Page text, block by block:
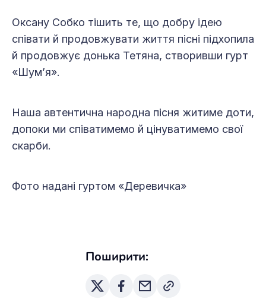
Оксану Собко тішить те, що добру ідею
співати й продовжувати життя пісні підхопила
й продовжує донька Тетяна, створивши гурт
«Шум’я».
Наша автентична народна пісня житиме доти,
допоки ми співатимемо й цінуватимемо свої
скарби.
Фото надані гуртом «Деревичка»
Поширити: